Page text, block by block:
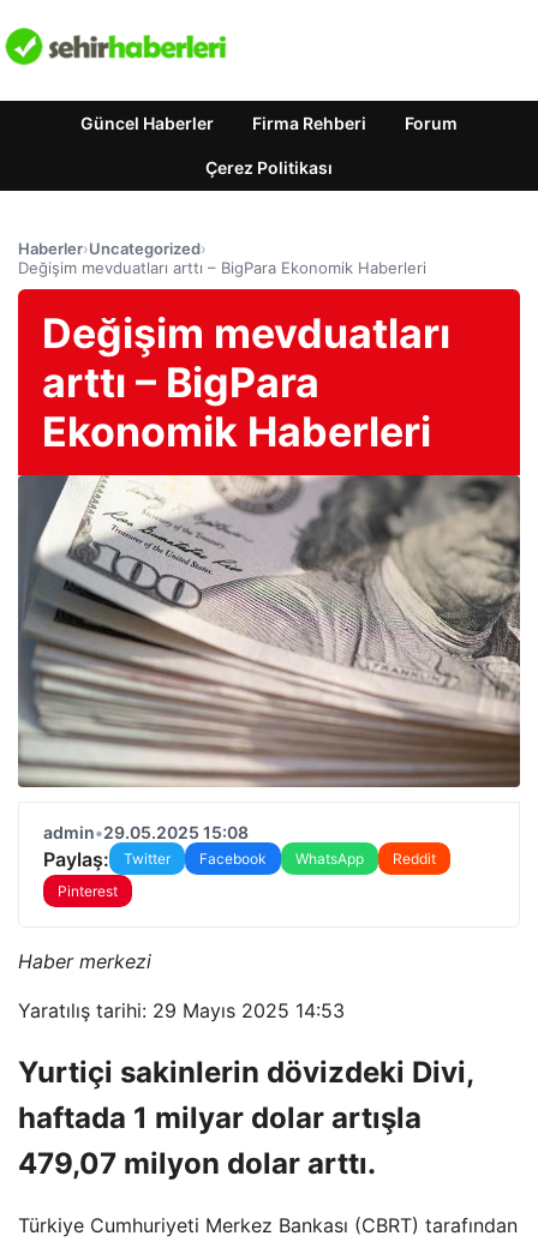
Güncel Haberler Firma Rehberi Forum
Çerez Politikası
Haberler›Uncategorized›
Değişim mevduatları arttı – BigPara Ekonomik Haberleri
Değişim mevduatları
arttı – BigPara
Ekonomik Haberleri
admin•29.05.2025 15:08
Paylaş: Twitter Facebook WhatsApp
Reddit
Pinterest
Haber merkezi
Yaratılış tarihi: 29 Mayıs 2025 14:53
Yurtiçi sakinlerin dövizdeki Divi,
haftada 1 milyar dolar artışla
479,07 milyon dolar arttı.
Türkiye Cumhuriyeti Merkez Bankası (CBRT) tarafından